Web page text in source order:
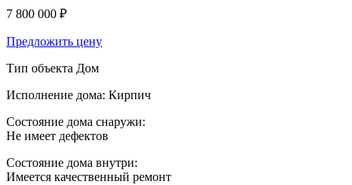
7 800 000 ₽
Предложить цену
Тип объекта Дом
Исполнение дома: Кирпич
Состояние дома снаружи:
Не имеет дефектов
Состояние дома внутри:
Имеется качественный ремонт